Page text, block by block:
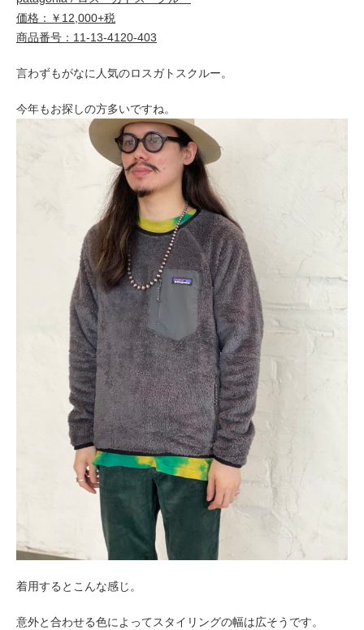
価格：￥12,000+税
商品番号：11-13-4120-403
言わずもがなに人気のロスガトスクルー。
今年もお探しの方多いですね。
着用するとこんな感じ。
意外と合わせる色によってスタイリングの幅は広そうです。